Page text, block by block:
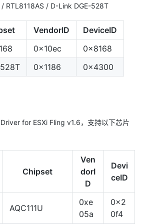
RTL8118AS / D-Link DGE-528T
VendorID
DeviceID
0x10ec
0x8168
0x1186 0x4300
for ESXi Fling v1.6，支持以下芯片
Chipset
Ven
dorI
D
Devi
ceID
AQC111U
0xe
05a
0x2
0f4